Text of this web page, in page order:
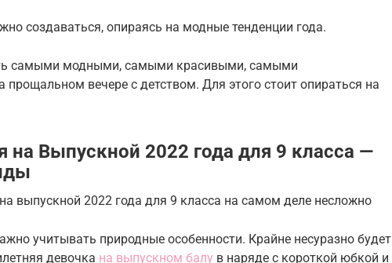
создаваться, опираясь на модные тенденции года.
самыми модными, самыми красивыми, самыми
вечере с детством. Для этого стоит опираться на
на Выпускной 2022 года для 9 класса —
выпускной 2022 года для 9 класса на самом деле несложно
учитывать природные особенности. Крайне несуразно будет
девочка на выпускном балу в наряде с короткой юбкой и